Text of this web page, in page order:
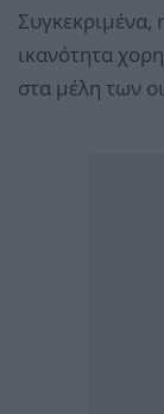
Συγκεκριμένα,
ικανότητα
στα μέλη των